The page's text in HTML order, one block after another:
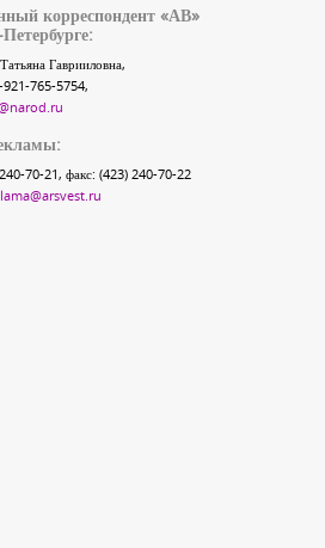
корреспондент «АВ»
Гаврииловна,
765-5754,
70-21, факс: (423) 240-70-22